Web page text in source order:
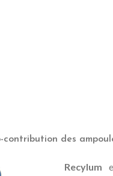
contribution des
Recylum